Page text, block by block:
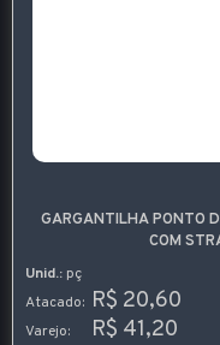
GARGANTILHA PONTO
COM
Unid.: pç
Atacado: R$ 20,60
Varejo: R$ 41,20